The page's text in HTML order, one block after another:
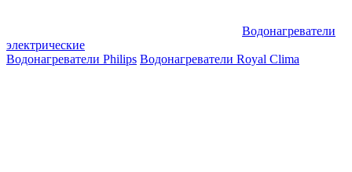
Водонагреватели
электрические
Водонагреватели Philips Водонагреватели Royal Clima